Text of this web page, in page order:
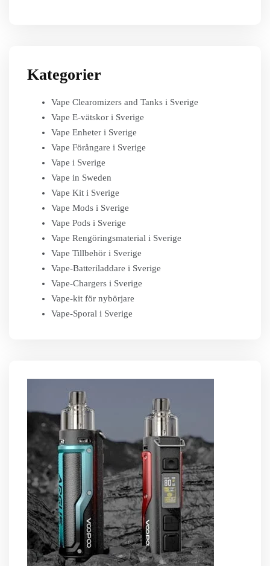
Kategorier
Vape Clearomizers and Tanks i Sverige
Vape E-vätskor i Sverige
Vape Enheter i Sverige
Vape Förångare i Sverige
Vape i Sverige
Vape in Sweden
Vape Kit i Sverige
Vape Mods i Sverige
Vape Pods i Sverige
Vape Rengöringsmaterial i Sverige
Vape Tillbehör i Sverige
Vape-Batteriladdare i Sverige
Vape-Chargers i Sverige
Vape-kit för nybörjare
Vape-Sporal i Sverige